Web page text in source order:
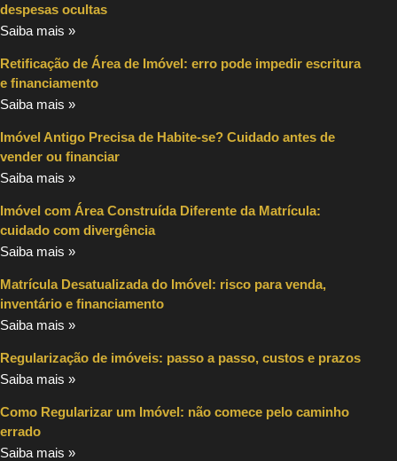
despesas ocultas
Saiba mais »
Retificação de Área de Imóvel: erro pode impedir escritura
e financiamento
Saiba mais »
Imóvel Antigo Precisa de Habite-se? Cuidado antes de
vender ou financiar
Saiba mais »
Imóvel com Área Construída Diferente da Matrícula:
cuidado com divergência
Saiba mais »
Matrícula Desatualizada do Imóvel: risco para venda,
inventário e financiamento
Saiba mais »
Regularização de imóveis: passo a passo, custos e prazos
Saiba mais »
Como Regularizar um Imóvel: não comece pelo caminho
errado
Saiba mais »